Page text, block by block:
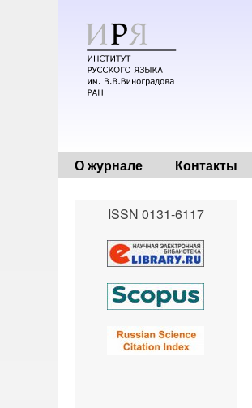
О журнале Контакты
ISSN 0131-6117